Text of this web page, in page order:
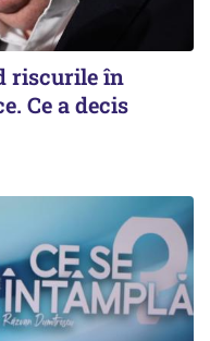
riscurile în
Ce a decis